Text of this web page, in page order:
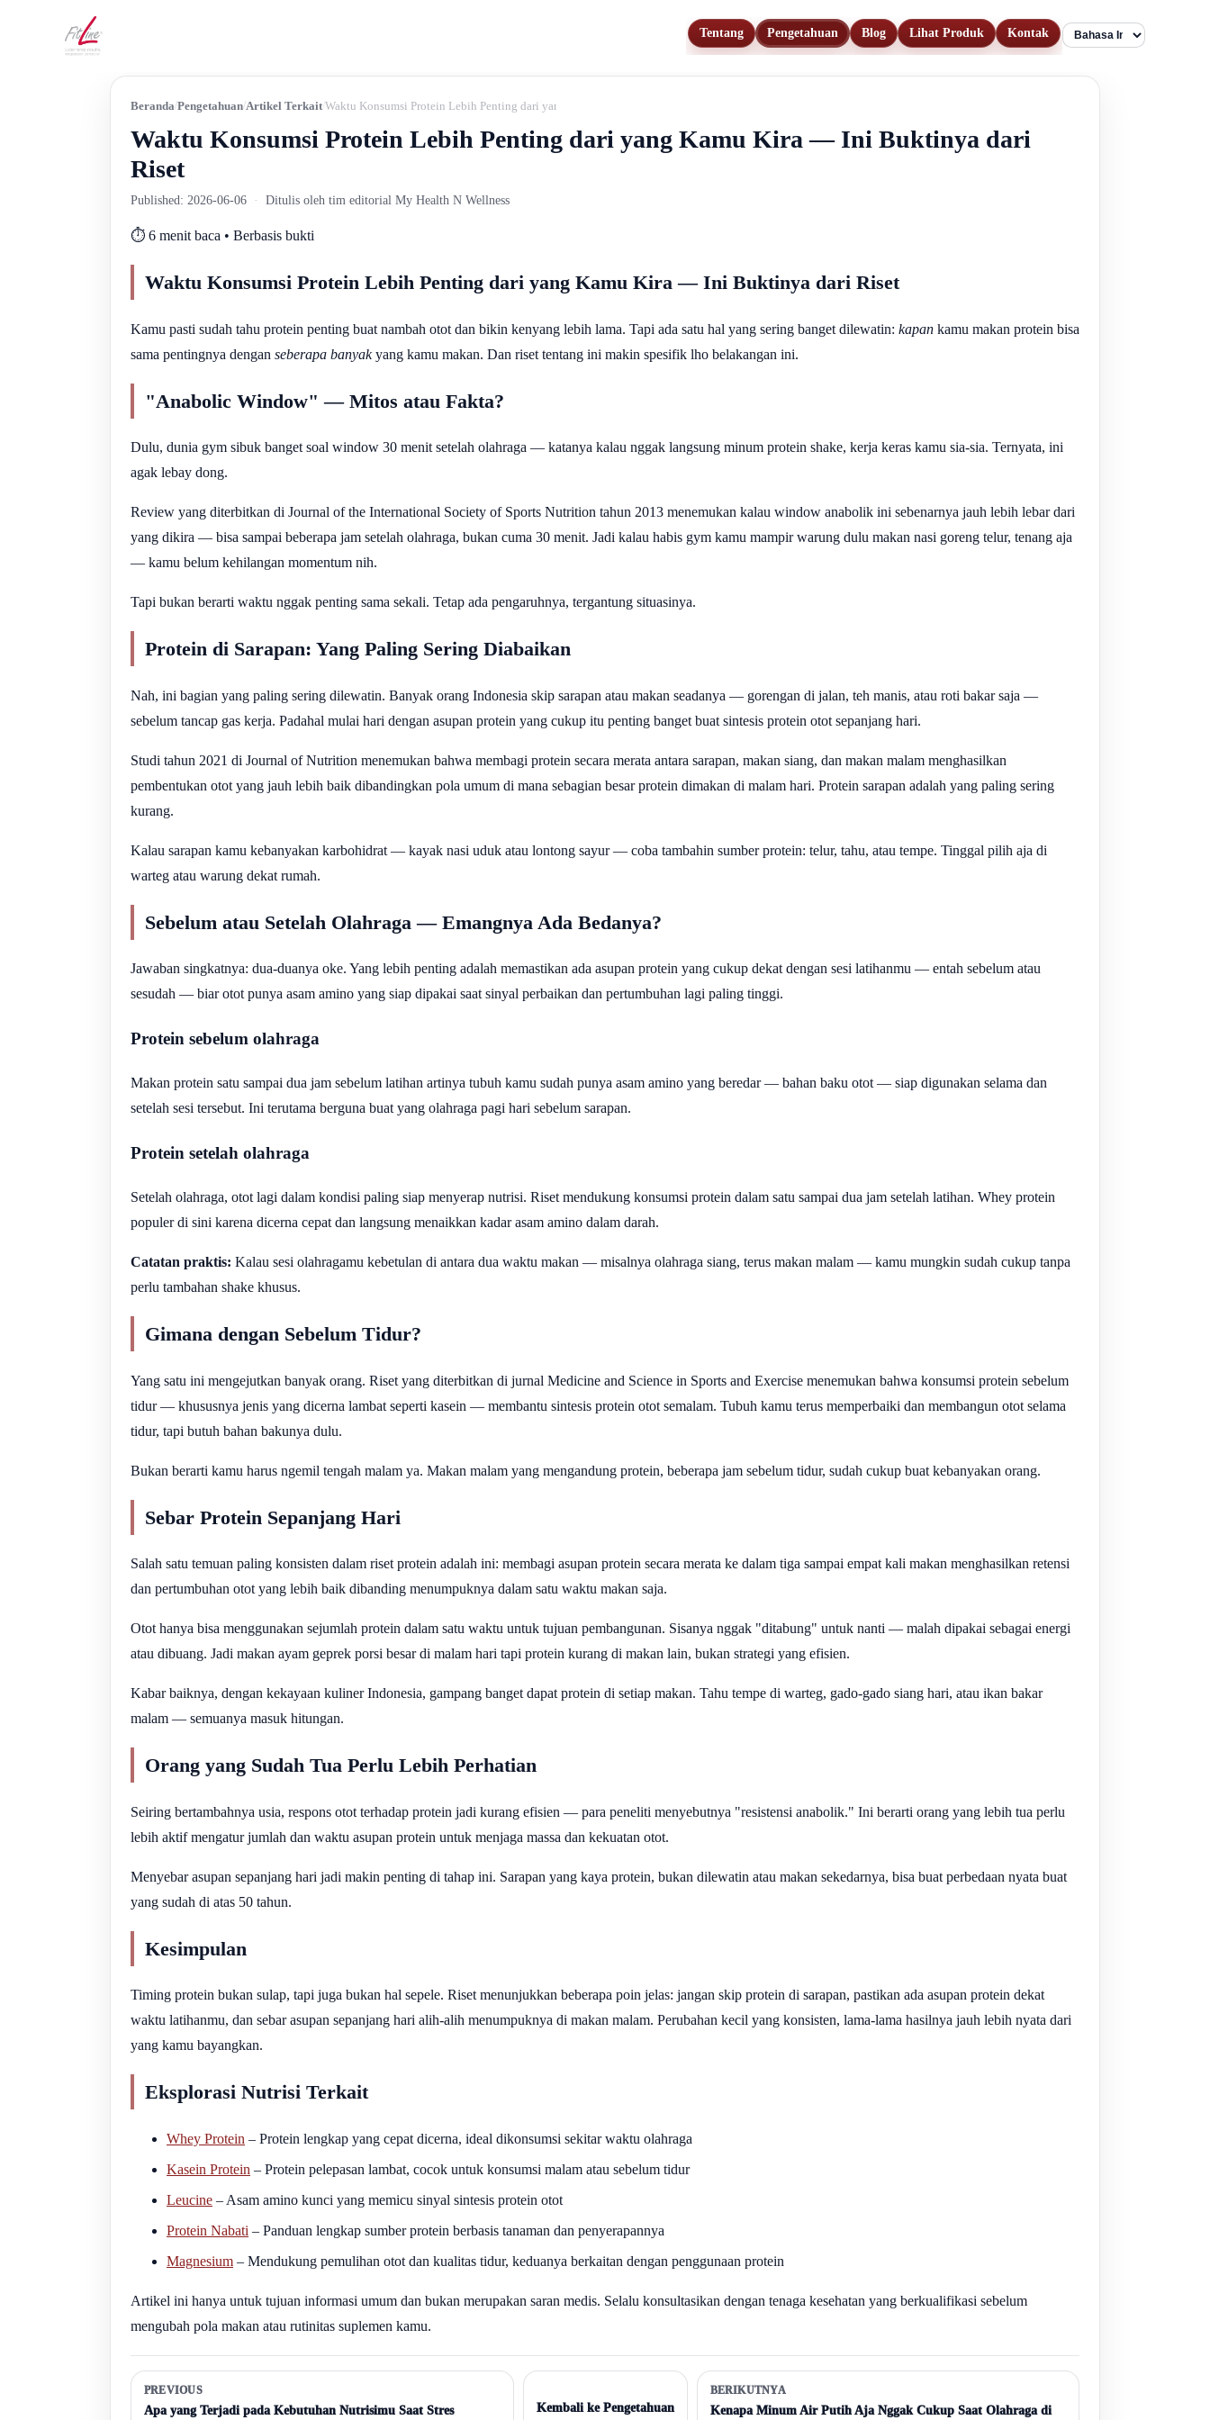
Tentang Pengetahuan Blog Lihat Produk
Kontak
Language
Beranda Pengetahuan Artikel Terkait Waktu Konsumsi Protein Lebih Penting dari yang Kamu Kira — Ini Buktinya dari Riset
Waktu Konsumsi Protein Lebih Penting dari yang Kamu Kira — Ini Buktinya dari
Riset
Published: 2026-06-06 · Ditulis oleh tim editorial My Health N Wellness
⏱️ 6 menit baca • Berbasis bukti
Waktu Konsumsi Protein Lebih Penting dari yang Kamu Kira — Ini Buktinya dari Riset
Kamu pasti sudah tahu protein penting buat nambah otot dan bikin kenyang lebih lama. Tapi ada satu hal yang sering banget dilewatin: kapan kamu makan protein bisa
sama pentingnya dengan seberapa banyakyang kamu makan. Dan riset tentang ini makin spesifik lho belakangan ini.
"Anabolic Window" — Mitos atau Fakta?
Dulu, dunia gym sibuk banget soal window 30 menit setelah olahraga — katanya kalau nggak langsung minum protein shake, kerja keras kamu sia-sia. Ternyata, ini
agak lebay dong.
Review yang diterbitkan di Journal of the International Society of Sports Nutrition tahun 2013 menemukan kalau window anabolik ini sebenarnya jauh lebih lebar dari
yang dikira — bisa sampai beberapa jam setelah olahraga, bukan cuma 30 menit. Jadi kalau habis gym kamu mampir warung dulu makan nasi goreng telur, tenang aja
— kamu belum kehilangan momentum nih.
Tapi bukan berarti waktu nggak penting sama sekali. Tetap ada pengaruhnya, tergantung situasinya.
Protein di Sarapan: Yang Paling Sering Diabaikan
Nah, ini bagian yang paling sering dilewatin. Banyak orang Indonesia skip sarapan atau makan seadanya — gorengan di jalan, teh manis, atau roti bakar saja —
sebelum tancap gas kerja. Padahal mulai hari dengan asupan protein yang cukup itu penting banget buat sintesis protein otot sepanjang hari.
Studi tahun 2021 di Journal of Nutrition menemukan bahwa membagi protein secara merata antara sarapan, makan siang, dan makan malam menghasilkan
pembentukan otot yang jauh lebih baik dibandingkan pola umum di mana sebagian besar protein dimakan di malam hari. Protein sarapan adalah yang paling sering
kurang.
Kalau sarapan kamu kebanyakan karbohidrat — kayak nasi uduk atau lontong sayur — coba tambahin sumber protein: telur, tahu, atau tempe. Tinggal pilih aja di
warteg atau warung dekat rumah.
Sebelum atau Setelah Olahraga — Emangnya Ada Bedanya?
Jawaban singkatnya: dua-duanya oke. Yang lebih penting adalah memastikan ada asupan protein yang cukup dekat dengan sesi latihanmu — entah sebelum atau
sesudah — biar otot punya asam amino yang siap dipakai saat sinyal perbaikan dan pertumbuhan lagi paling tinggi.
Protein sebelum olahraga
Makan protein satu sampai dua jam sebelum latihan artinya tubuh kamu sudah punya asam amino yang beredar — bahan baku otot — siap digunakan selama dan
setelah sesi tersebut. Ini terutama berguna buat yang olahraga pagi hari sebelum sarapan.
Protein setelah olahraga
Setelah olahraga, otot lagi dalam kondisi paling siap menyerap nutrisi. Riset mendukung konsumsi protein dalam satu sampai dua jam setelah latihan. Whey protein
populer di sini karena dicerna cepat dan langsung menaikkan kadar asam amino dalam darah.
Catatan praktis: Kalau sesi olahragamu kebetulan di antara dua waktu makan — misalnya olahraga siang, terus makan malam — kamu mungkin sudah cukup tanpa
perlu tambahan shake khusus.
Gimana dengan Sebelum Tidur?
Yang satu ini mengejutkan banyak orang. Riset yang diterbitkan di jurnal Medicine and Science in Sports and Exercise menemukan bahwa konsumsi protein sebelum
tidur — khususnya jenis yang dicerna lambat seperti kasein — membantu sintesis protein otot semalam. Tubuh kamu terus memperbaiki dan membangun otot selama
tidur, tapi butuh bahan bakunya dulu.
Bukan berarti kamu harus ngemil tengah malam ya. Makan malam yang mengandung protein, beberapa jam sebelum tidur, sudah cukup buat kebanyakan orang.
Sebar Protein Sepanjang Hari
Salah satu temuan paling konsisten dalam riset protein adalah ini: membagi asupan protein secara merata ke dalam tiga sampai empat kali makan menghasilkan retensi
dan pertumbuhan otot yang lebih baik dibanding menumpuknya dalam satu waktu makan saja.
Otot hanya bisa menggunakan sejumlah protein dalam satu waktu untuk tujuan pembangunan. Sisanya nggak "ditabung" untuk nanti — malah dipakai sebagai energi
atau dibuang. Jadi makan ayam geprek porsi besar di malam hari tapi protein kurang di makan lain, bukan strategi yang efisien.
Kabar baiknya, dengan kekayaan kuliner Indonesia, gampang banget dapat protein di setiap makan. Tahu tempe di warteg, gado-gado siang hari, atau ikan bakar
malam — semuanya masuk hitungan.
Orang yang Sudah Tua Perlu Lebih Perhatian
Seiring bertambahnya usia, respons otot terhadap protein jadi kurang efisien — para peneliti menyebutnya "resistensi anabolik." Ini berarti orang yang lebih tua perlu
lebih aktif mengatur jumlah dan waktu asupan protein untuk menjaga massa dan kekuatan otot.
Menyebar asupan sepanjang hari jadi makin penting di tahap ini. Sarapan yang kaya protein, bukan dilewatin atau makan sekedarnya, bisa buat perbedaan nyata buat
yang sudah di atas 50 tahun.
Kesimpulan
Timing protein bukan sulap, tapi juga bukan hal sepele. Riset menunjukkan beberapa poin jelas: jangan skip protein di sarapan, pastikan ada asupan protein dekat
waktu latihanmu, dan sebar asupan sepanjang hari alih-alih menumpuknya di makan malam. Perubahan kecil yang konsisten, lama-lama hasilnya jauh lebih nyata dari
yang kamu bayangkan.
Eksplorasi Nutrisi Terkait
Whey Protein – Protein lengkap yang cepat dicerna, ideal dikonsumsi sekitar waktu olahraga
Kasein Protein – Protein pelepasan lambat, cocok untuk konsumsi malam atau sebelum tidur
Leucine – Asam amino kunci yang memicu sinyal sintesis protein otot
Protein Nabati – Panduan lengkap sumber protein berbasis tanaman dan penyerapannya
Magnesium – Mendukung pemulihan otot dan kualitas tidur, keduanya berkaitan dengan penggunaan protein
Artikel ini hanya untuk tujuan informasi umum dan bukan merupakan saran medis. Selalu konsultasikan dengan tenaga kesehatan yang berkualifikasi sebelum
mengubah pola makan atau rutinitas suplemen kamu.
PREVIOUS
Apa yang Terjadi pada Kebutuhan Nutrisimu Saat Stres
Kembali ke Pengetahuan
BERIKUTNYA
Kenapa Minum Air Putih Aja Nggak Cukup Saat Olahraga di